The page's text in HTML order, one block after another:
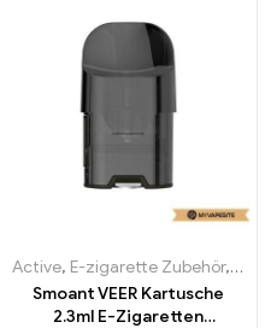
Active, E-zigarette Zubehör,
Smoant VEER Kartusche
2.3ml E-Zigaretten